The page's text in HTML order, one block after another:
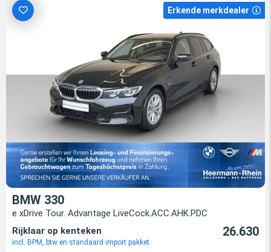
Erkende merkdealer
BMW 330
e xDrive Tour. Advantage LiveCock.ACC.AHK.PDC
Rijklaar op kenteken
incl. BPM, btw en standaard import pakket
26.630